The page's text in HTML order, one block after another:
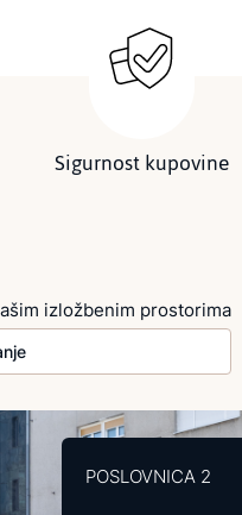
Sigurnost kupovine
izložbenim prostorima
POSLOVNICA 2